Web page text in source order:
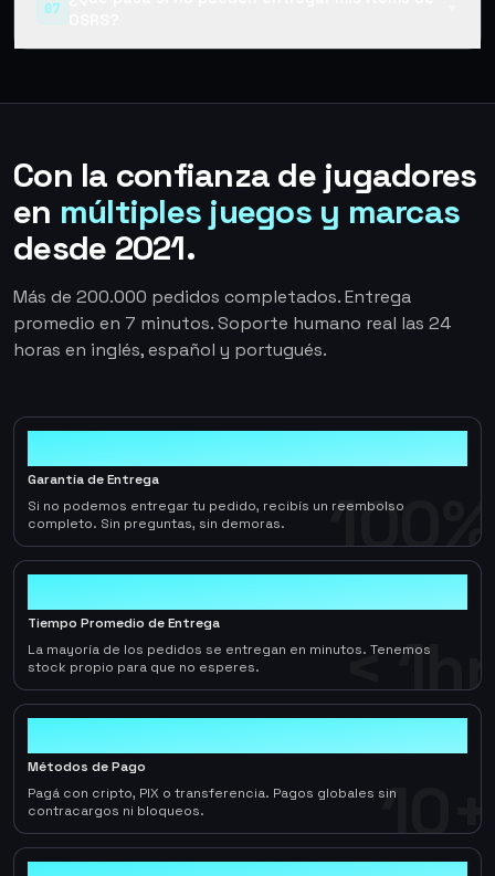
07
OSRS?
Con la confianza de jugadores
en múltiples juegos y marcas
desde 2021.
Más de 200.000 pedidos completados. Entrega
promedio en 7 minutos. Soporte humano real las 24
horas en inglés, español y portugués.
100%
Garantía de Entrega
Si no podemos entregar tu pedido, recibís un reembolso
completo. Sin preguntas, sin demoras.
< 1hr
Tiempo Promedio de Entrega
La mayoría de los pedidos se entregan en minutos. Tenemos
stock propio para que no esperes.
10+
Métodos de Pago
Pagá con cripto, PIX o transferencia. Pagos globales sin
contracargos ni bloqueos.